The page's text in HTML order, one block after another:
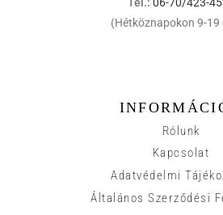
Tel.: 06-70/423-
(Hétköznapokon 9-19
Rólunk
Kapcsolat
Adatvédelmi
Általános Szerződési